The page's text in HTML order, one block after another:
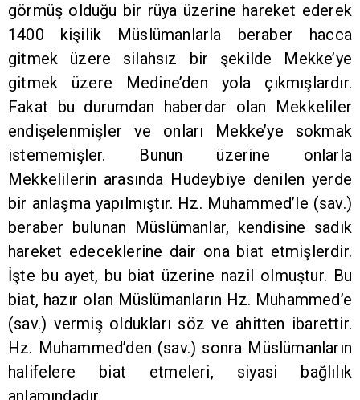
görmüş olduğu bir rüya üzerine hareket ederek
1400 kişilik Müslümanlarla beraber hacca
gitmek üzere silahsız bir şekilde Mekke’ye
gitmek üzere Medine’den yola çıkmışlardır.
Fakat bu durumdan haberdar olan Mekkeliler
endişelenmişler ve onları Mekke’ye sokmak
istememişler. Bunun üzerine onlarla
Mekkelilerin arasında Hudeybiye denilen yerde
bir anlaşma yapılmıştır. Hz. Muhammed’le (sav.)
beraber bulunan Müslümanlar, kendisine sadık
hareket edeceklerine dair ona biat etmişlerdir.
İşte bu ayet, bu biat üzerine nazil olmuştur. Bu
biat, hazır olan Müslümanların Hz. Muhammed’e
(sav.) vermiş oldukları söz ve ahitten ibarettir.
Hz. Muhammed’den (sav.) sonra Müslümanların
halifelere biat etmeleri, siyasi bağlılık